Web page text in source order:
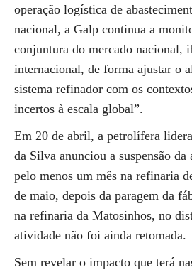
operação logística de
nacional, a Galp continua a
conjuntura do mercado nacional,
internacional, de forma ajustar o
sistema refinador com os
incertos à escala global”.
Em 20 de abril, a petrolífera
da Silva anunciou a suspensão
pelo menos um mês na refinaria
de maio, depois da paragem da
na refinaria da Matosinhos, no
atividade não foi ainda retomada.
Sem revelar o impacto que terá